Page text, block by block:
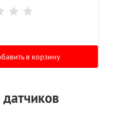
в корзину